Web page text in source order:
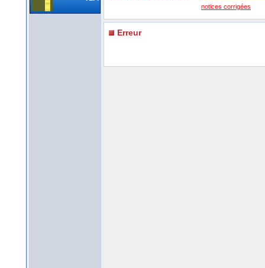
notices corrigées
Erreur